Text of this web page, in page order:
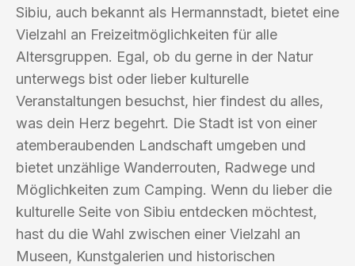
Sibiu, auch bekannt als Hermannstadt, bietet eine
Vielzahl an Freizeitmöglichkeiten für alle
Altersgruppen. Egal, ob du gerne in der Natur
unterwegs bist oder lieber kulturelle
Veranstaltungen besuchst, hier findest du alles,
was dein Herz begehrt. Die Stadt ist von einer
atemberaubenden Landschaft umgeben und
bietet unzählige Wanderrouten, Radwege und
Möglichkeiten zum Camping. Wenn du lieber die
kulturelle Seite von Sibiu entdecken möchtest,
hast du die Wahl zwischen einer Vielzahl an
Museen, Kunstgalerien und historischen